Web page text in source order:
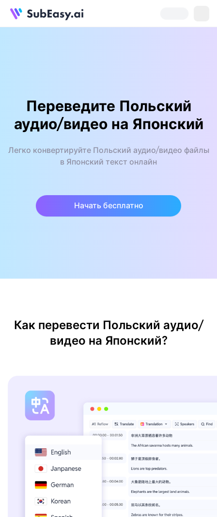
Переведите Польский
аудио/видео на Японский
Легко конвертируйте Польский аудио/видео файлы
в Японский текст онлайн
Начать бесплатно
Как перевести Польский аудио/
видео на Японский?